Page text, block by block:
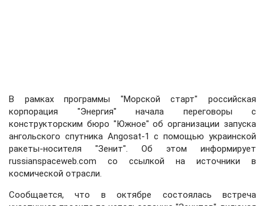
В рамках программы "Морской старт" российская
корпорация "Энергия" начала переговоры с
конструкторским бюро "Южное" об организации запуска
ангольского спутника Angosat-1 с помощью украинской
ракеты-носителя "Зенит". Об этом информирует
russianspaceweb.com со ссылкой на источники в
космической отрасли.
Сообщается, что в октябре состоялась встреча